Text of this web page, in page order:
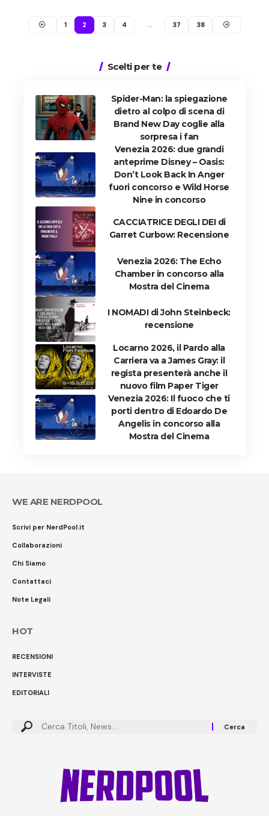
1 2 3 4 … 37 38
Scelti per te
Spider-Man: la spiegazione
dietro al colpo di scena di
Brand New Day coglie alla
sorpresa i fan
Venezia 2026: due grandi
anteprime Disney – Oasis:
Don’t Look Back In Anger
fuori concorso e Wild Horse
Nine in concorso
CACCIATRICE DEGLI DEI di
Garret Curbow: Recensione
Venezia 2026: The Echo
Chamber in concorso alla
Mostra del Cinema
I NOMADI di John Steinbeck:
recensione
Locarno 2026, il Pardo alla
Carriera va a James Gray: il
regista presenterà anche il
nuovo film Paper Tiger
Venezia 2026: Il fuoco che ti
porti dentro di Edoardo De
Angelis in concorso alla
Mostra del Cinema
WE ARE NERDPOOL
Scrivi per NerdPool.it
Collaborazioni
Chi Siamo
Contattaci
Note Legali
HOT
RECENSIONI
INTERVISTE
EDITORIALI